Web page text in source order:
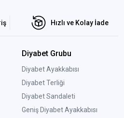
önemli bir yere sahiptir.
vücuttu oluşan statik elektriğin
sonrası yüksek maliyetli
için Dünya' da öenli bir durum
sayfalarımızı ziyaret etmenizi
Hızlı ve Kolay İade
Diyabet Grubu
Diyabet Ayakkabısı
Diyabet Terliği
Diyabet Sandaleti
Geniş Diyabet Ayakkabısı